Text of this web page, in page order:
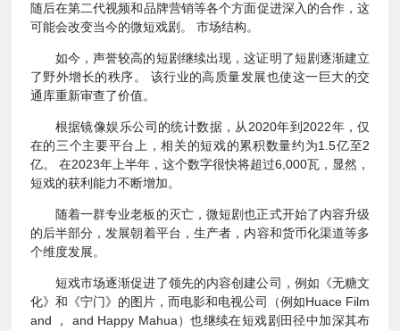
随后在第二代视频和品牌营销等各个方面促进深入的合作，这
可能会改变当今的微短戏剧。 市场结构。
如今，声誉较高的短剧继续出现，这证明了短剧逐渐建立
了野外增长的秩序。 该行业的高质量发展也使这一巨大的交
通库重新审查了价值。
根据镜像娱乐公司的统计数据，从2020年到2022年，仅
在的三个主要平台上，相关的短戏的累积数量约为1.5亿至2
亿。 在2023年上半年，这个数字很快将超过6,000瓦，显然，
短戏的获利能力不断增加。
随着一群专业老板的灭亡，微短剧也正式开始了内容升级
的后半部分，发展朝着平台，生产者，内容和货币化渠道等多
个维度发展。
短戏市场逐渐促进了领先的内容创建公司，例如《无糖文
化》和《宁门》的图片，而电影和电视公司（例如Huace Film
and ， and Happy Mahua）也继续在短戏剧田径中加深其布